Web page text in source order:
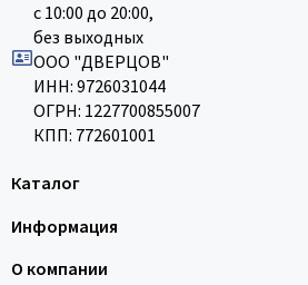
с 10:00 до 20:00,
без выходных
ООО "ДВЕРЦОВ"
ИНН: 9726031044
ОГРН: 1227700855007
КПП: 772601001
Каталог
Информация
О компании